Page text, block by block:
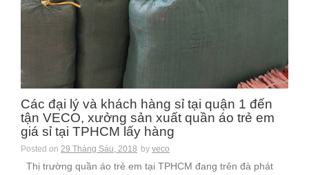
Các đại lý và khách hàng sỉ tại quận 1 đến
tận VECO, xưởng sản xuất quần áo trẻ em
giá sỉ tại TPHCM lấy hàng
Posted on 29 Tháng Sáu, 2018 by veco
Thị trường quần áo trẻ em tại TPHCM đang trên đà phát